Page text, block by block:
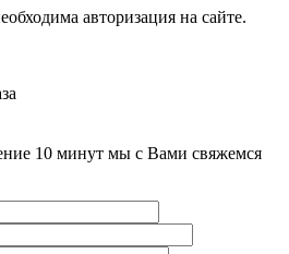
авторизация на сайте.
10 минут мы с Вами свяжемся